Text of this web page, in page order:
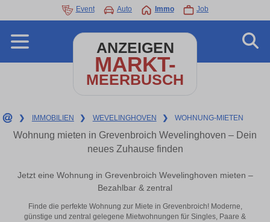
Event Auto Immo Job
ANZEIGEN
MARKT-
MEERBUSCH
❯ IMMOBILIEN ❯ WEVELINGHOVEN ❯ WOHNUNG-MIETEN
Wohnung mieten in Grevenbroich Wevelinghoven – Dein
neues Zuhause finden
Jetzt eine Wohnung in Grevenbroich Wevelinghoven mieten –
Bezahlbar & zentral
Finde die perfekte Wohnung zur Miete in Grevenbroich! Moderne,
günstige und zentral gelegene Mietwohnungen für Singles, Paare &